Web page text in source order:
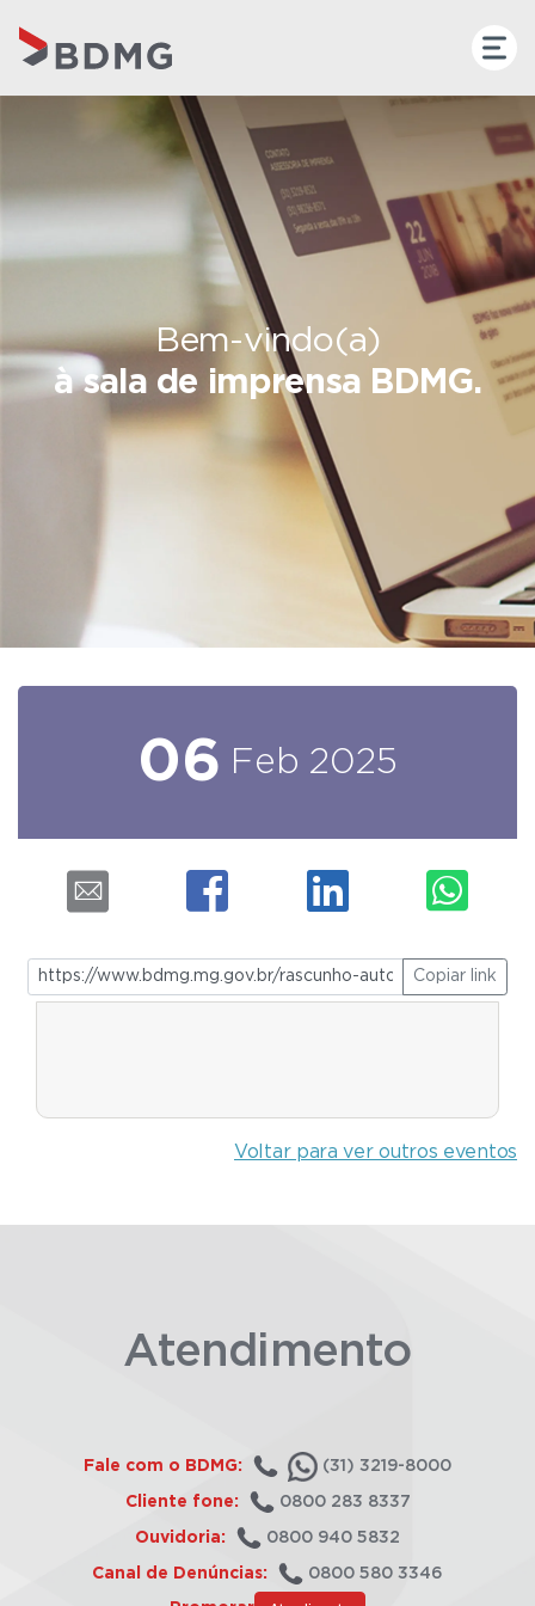
Bem-vindo(a)
à sala de imprensa BDMG.
06 Feb 2025
Copiar link
Voltar para ver outros eventos
Atendimento
Fale com o BDMG: (31) 3219-8000
Cliente fone: 0800 283 8337
Ouvidoria: 0800 940 5832
Canal de Denúncias: 0800 580 3346